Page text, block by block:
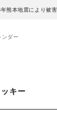
熊本地震により被
ンダー
キー